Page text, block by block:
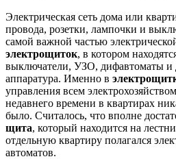
Электрическая сеть дома или
провода, розетки, лампочки и
самой важной частью
электрощиток, в котором
выключатели, УЗО, дифавтоматы и
аппаратура. Именно в электро
управления всем
недавнего времени в квартирах
было. Считалось, что вполне
щита, который находится на
отдельную квартиру полагался
автоматов.